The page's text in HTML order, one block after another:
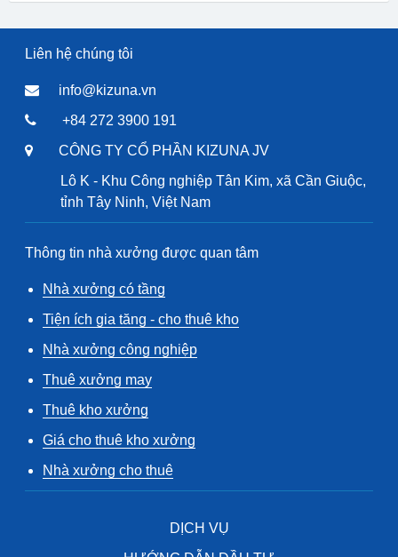
Liên hệ chúng tôi
info@kizuna.vn
+84 272 3900 191
CÔNG TY CỔ PHẦN KIZUNA JV
Lô K - Khu Công nghiệp Tân Kim, xã Cần Giuộc,
tỉnh Tây Ninh, Việt Nam
Thông tin nhà xưởng được quan tâm
Nhà xưởng có tầng
Tiện ích gia tăng - cho thuê kho
Nhà xưởng công nghiệp
Thuê xưởng may
Thuê kho xưởng
Giá cho thuê kho xưởng
Nhà xưởng cho thuê
DỊCH VỤ